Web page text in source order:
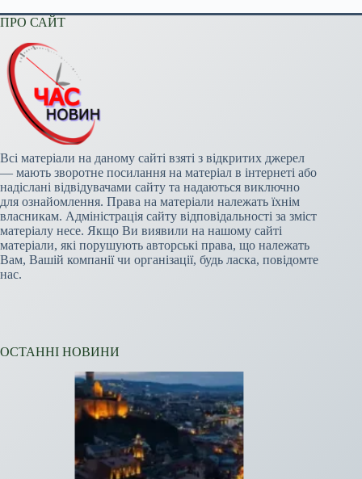
ПРО САЙТ
Всі матеріали на даному сайті взяті з відкритих джерел
— мають зворотне посилання на матеріал в інтернеті або
надіслані відвідувачами сайту та надаються виключно
для ознайомлення. Права на матеріали належать їхнім
власникам. Адміністрація сайту відповідальності за зміст
матеріалу несе. Якщо Ви виявили на нашому сайті
матеріали, які порушують авторські права, що належать
Вам, Вашій компанії чи організації, будь ласка, повідомте
нас.
ОСТАННІ НОВИНИ